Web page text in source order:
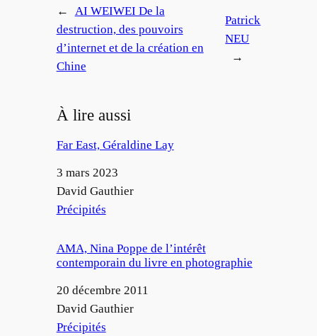
←
AI WEIWEI De la
destruction, des pouvoirs
d’internet et de la création en
Chine
Patrick
NEU
→
À lire aussi
Far East, Géraldine Lay
Date
3 mars 2023
Auteur
David Gauthier
Par rapport à
Précipités
AMA, Nina Poppe de l’intérêt
contemporain du livre en photographie
Date
20 décembre 2011
Auteur
David Gauthier
Par rapport à
Précipités